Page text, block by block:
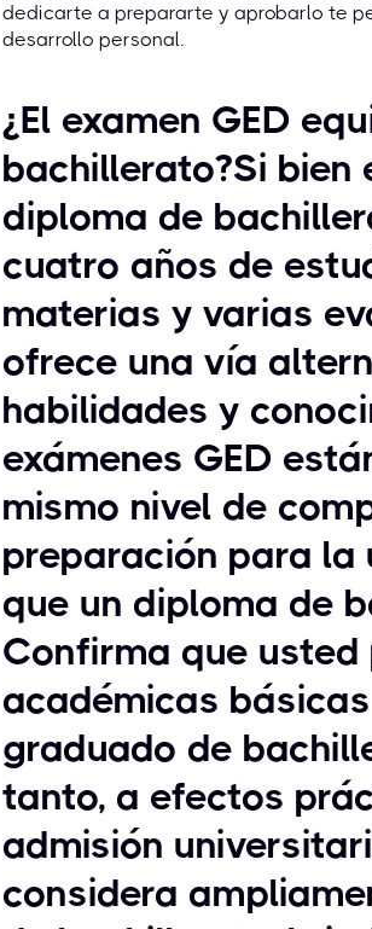
dedicarte a prepararte y aprobarlo te
desarrollo personal.
¿El examen GED
bachillerato?Si bien
diploma de
cuatro años de
materias y varias
ofrece una vía
habilidades y
exámenes GED
mismo nivel de
preparación para la
que un diploma de
Confirma que
académicas
graduado de
tanto, a efectos
admisión
considera